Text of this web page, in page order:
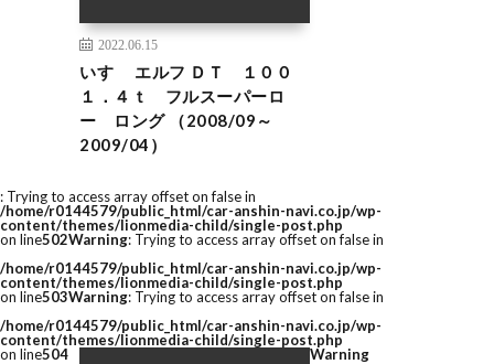
2022.06.15
いすゞ エルフ ＤＴ １００
１．４ｔ フルスーパーロ
ー ロング （2008/09～
2009/04）
: Trying to access array offset on false in
/home/r0144579/public_html/car-anshin-navi.co.jp/wp-
content/themes/lionmedia-child/single-post.php
on line502Warning: Trying to access array offset on false in
/home/r0144579/public_html/car-anshin-navi.co.jp/wp-
content/themes/lionmedia-child/single-post.php
on line503Warning: Trying to access array offset on false in
/home/r0144579/public_html/car-anshin-navi.co.jp/wp-
content/themes/lionmedia-child/single-post.php
on line504 Warning